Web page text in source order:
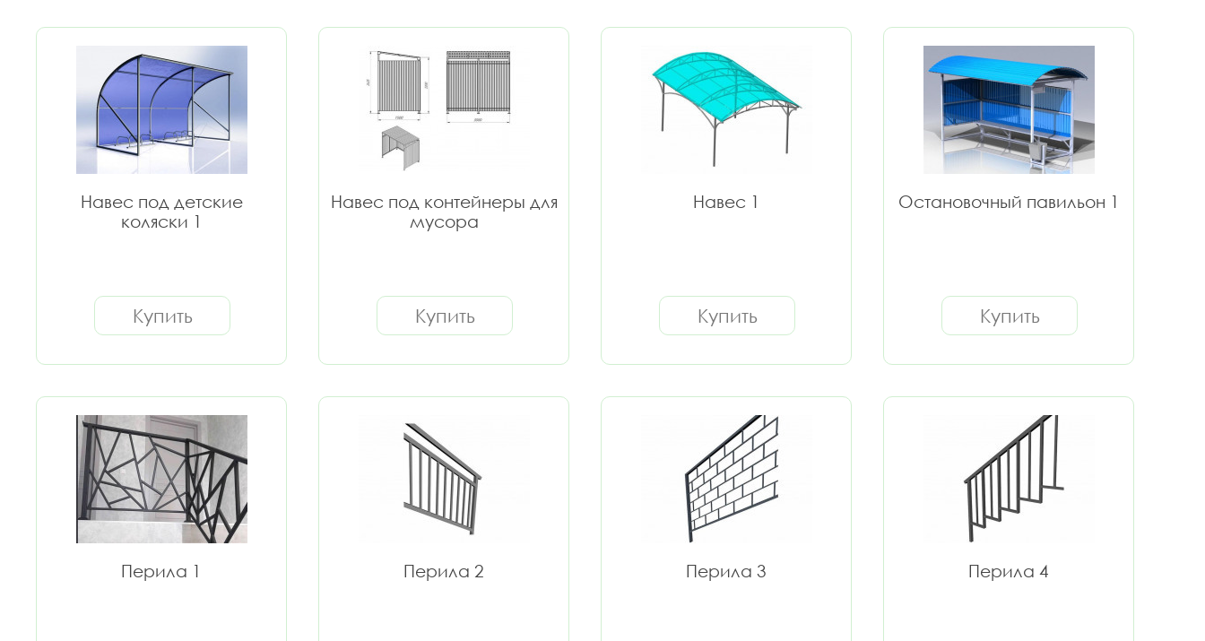
Навес под детские
коляски 1
Купить
Навес под контейнеры для
мусора
Купить
Навес 1
Купить
Остановочный павильон 1
Купить
Перила 1 Перила 2 Перила 3 Перила 4